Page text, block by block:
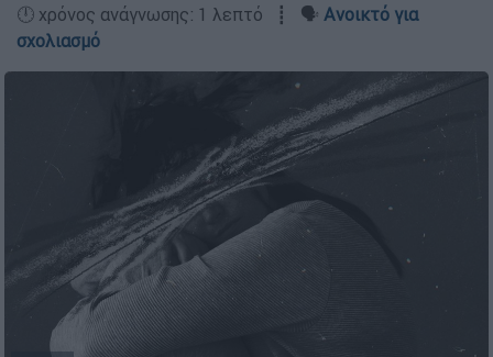
🕛 χρόνος ανάγνωσης: 1 λεπτό ┋ 🗣️ Ανοικτό για
σχολιασμό